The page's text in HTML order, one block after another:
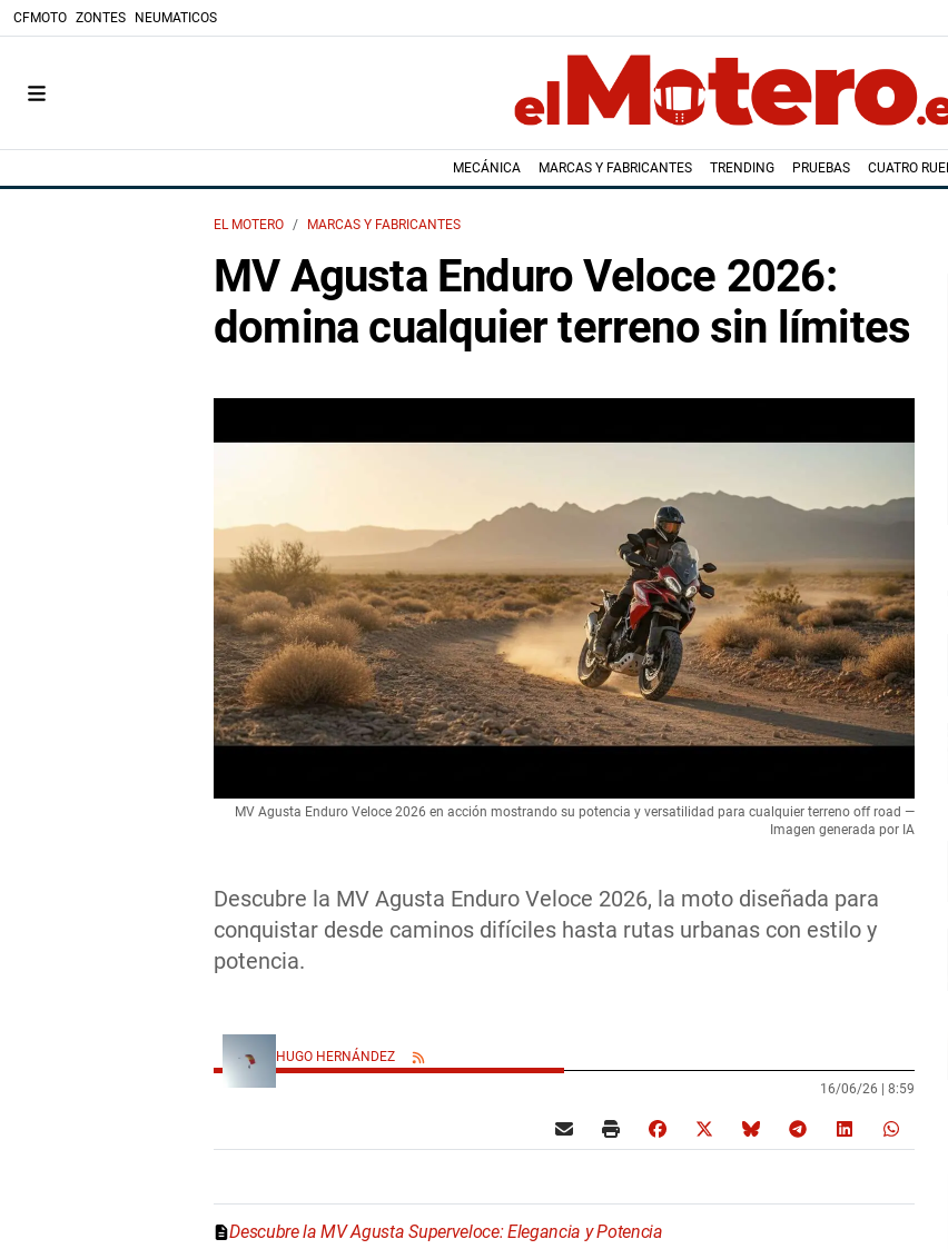
CFMOTO ZONTES NEUMATICOS
MECÁNICA MARCAS Y FABRICANTES TRENDING PRUEBAS CUATRO
EL MOTERO MARCAS Y FABRICANTES
MV Agusta Enduro Veloce 2026:
domina cualquier terreno sin límites
Descubre la MV Agusta Enduro Veloce 2026, la moto diseñada para
conquistar desde caminos difíciles hasta rutas urbanas con estilo y
potencia.
MV Agusta Enduro Veloce 2026 en acción mostrando su potencia y versatilidad para cualquier terreno off road —
Imagen generada por IA
HUGO HERNÁNDEZ
16/06/26 | 8:59
Descubre la MV Agusta Superveloce: Elegancia y Potencia